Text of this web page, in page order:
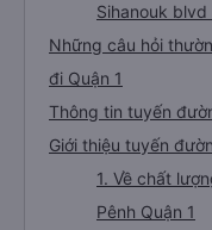
Sihanouk blvd
Những câu hỏi
đi Quận 1
Thông tin tuyến
Giới thiệu tuyến
1. Về chất
Pênh Quận 1